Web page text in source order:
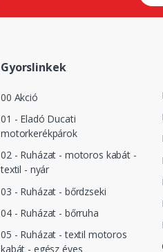
Gyorslinkek
00 Akció
01 - Eladó Ducati
motorkerékpárok
02 - Ruházat - motoros kabát -
textil - nyár
03 - Ruházat - bőrdzseki
04 - Ruházat - bőrruha
05 - Ruházat - textil motoros
kabát - egész éves